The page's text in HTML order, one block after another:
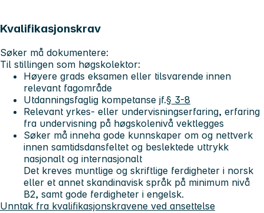
Kvalifikasjonskrav
Søker må dokumentere:
Til stillingen som høgskolektor:
Høyere grads eksamen eller tilsvarende innen
relevant fagområde
Utdanningsfaglig kompetanse jf.§ 3-8
Relevant yrkes- eller undervisningserfaring, erfaring
fra undervisning på høgskolenivå vektlegges
Søker må inneha gode kunnskaper om og nettverk
innen samtidsdansfeltet og beslektede uttrykk
nasjonalt og internasjonalt
Det kreves muntlige og skriftlige ferdigheter i norsk
eller et annet skandinavisk språk på minimum nivå
B2, samt gode ferdigheter i engelsk.
Unntak fra kvalifikasjonskravene ved ansettelse